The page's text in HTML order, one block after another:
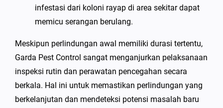
infestasi dari koloni rayap di area sekitar dapat
memicu serangan berulang.
Meskipun perlindungan awal memiliki durasi tertentu,
Garda Pest Control sangat menganjurkan pelaksanaan
inspeksi rutin dan perawatan pencegahan secara
berkala. Hal ini untuk memastikan perlindungan yang
berkelanjutan dan mendeteksi potensi masalah baru